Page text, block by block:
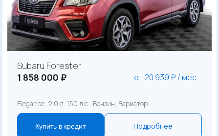
Subaru Forester
1 858 000 ₽
от 20 939 ₽ / мес.
Elegance, 2.0 л. 150 л.с., Бензин, Вариатор
Купить в кредит Подробнее